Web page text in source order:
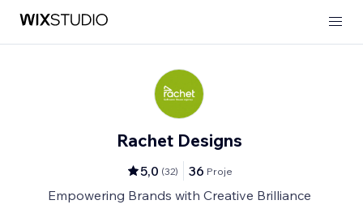
Rachet Designs
5,0 (32) 36 Proje
Empowering Brands with Creative Brilliance